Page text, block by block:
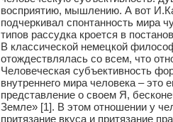
восприятию, мышлению. А вот
подчеркивал спонтанность мира
типов рассудка кроется в
В классической немецкой
отождествлялась со всем, что
Человеческая субъективность
внутреннего мира человека – это
представление о своем Я,
Земле» [1]. В этом отношении у
притязание вкуса и притязание